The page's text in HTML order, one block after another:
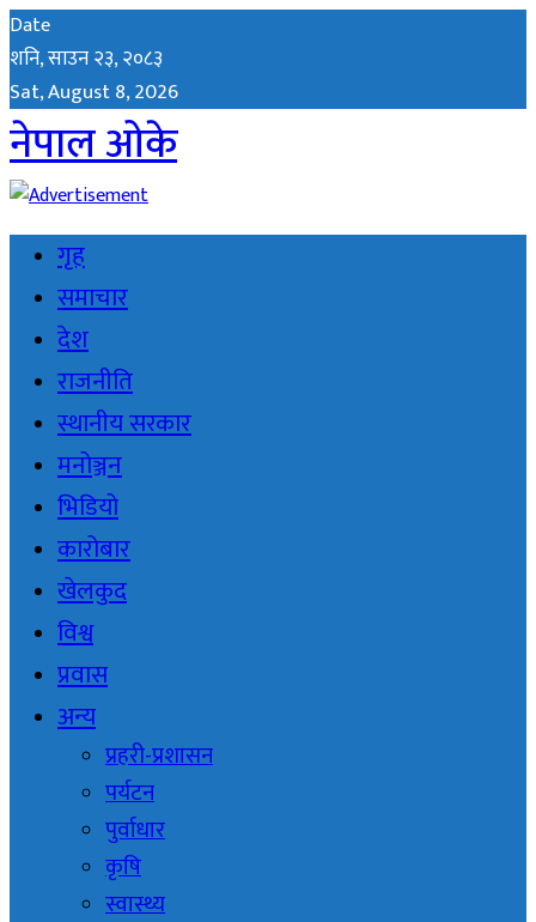
Date
शनि, साउन २३, २०८३
Sat, August 8, 2026
नेपाल ओके
गृह
समाचार
देश
राजनीति
स्थानीय सरकार
मनोञ्जन
भिडियो
कारोबार
खेलकुद
विश्व
प्रवास
अन्य
प्रहरी-प्रशासन
पर्यटन
पुर्वाधार
कृषि
स्वास्थ्य